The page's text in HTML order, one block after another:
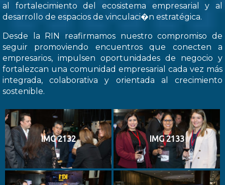
al fortalecimiento del ecosistema empresarial y al
desarrollo de espacios de vinculaci�n estratégica.
Desde la RIN reafirmamos nuestro compromiso de
seguir promoviendo encuentros que conecten a
empresarios, impulsen oportunidades de negocio y
fortalezcan una comunidad empresarial cada vez más
integrada, colaborativa y orientada al crecimiento
sostenible.
IMG 2132 IMG 2133